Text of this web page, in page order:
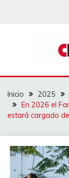
Inicio 2025
En 2026 el
estará cargado